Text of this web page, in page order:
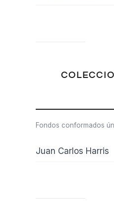
Fondos conformados
Juan Carlos Harris